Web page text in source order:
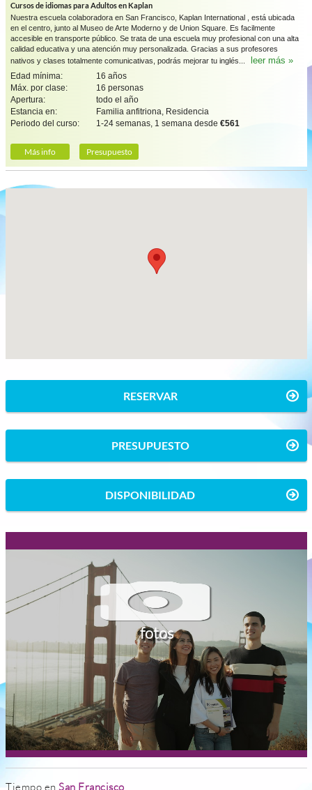
Cursos de idiomas para Adultos en Kaplan
Nuestra escuela colaboradora en San Francisco, Kaplan International , está ubicada
en el centro, junto al Museo de Arte Moderno y de Union Square. Es facilmente
accesible en transporte público. Se trata de una escuela muy profesional con una alta
calidad educativa y una atención muy personalizada. Gracias a sus profesores
nativos y clases totalmente comunicativas, podrás mejorar tu inglés...
leer más »
Edad mínima:
16 años
Máx. por clase:
16 personas
Apertura:
todo el año
Estancia en:
Familia anfitriona, Residencia
Periodo del curso:
1-24 semanas, 1 semana desde €561
Más info Presupuesto
RESERVAR
PRESUPUESTO
DISPONIBILIDAD
fotos
Tiempo en San Francisco